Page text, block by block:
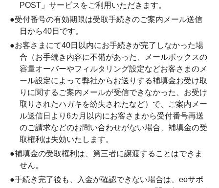
POST」サービスをご利用いただきます。
●受付番号の有効期限は受取手続きのご案内メール送信
日から40日です。
●お客さまにて40日以内にお手続きが完了しなかった場
合（お手続き内容に不備があった、メールボックスの
容量オーバーやフィルタリング設定などお客さまのメ
ール設定によって弊社からお送りする補填金お受け取
りに関するご案内メールが受信できなかった、お受け
取りされたハガキを紛失されたなど）で、ご案内メー
ル送信日より6カ月以内にお客さまから受付番号再送
のご請求などのお問い合わせがない場合、補填金の受
取権利は失効いたします。
●補填金の受取権利は、第三者に譲渡することはできま
せん。
●手続き完了後も、入金が確認できない場合は、eoサポ